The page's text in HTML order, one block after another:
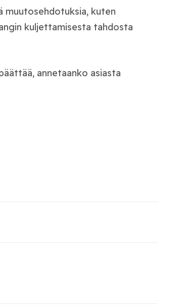
muutosehdotuksia, kuten
kuljettamisesta tahdosta
annetaanko asiasta